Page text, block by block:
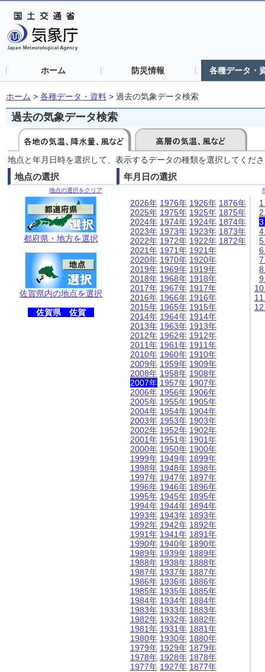
ホーム 防災情報 各種データ・
ホーム > 各種データ・資料 > 過去の気象データ検索
過去の気象データ検索
地点と年月日時を選択して、表示するデータの種類を選択してくだ
地点の選択
地点の選択をクリア
都府県・地方を選択
佐賀県内の地点を選択
佐賀県 佐賀
年月日の選択
2026年
2025年
2024年
2023年
2022年
2021年
2020年
2019年
2018年
2017年
2016年
2015年
2014年
2013年
2012年
2011年
2010年
2009年
2008年
2007年
2006年
2005年
2004年
2003年
2002年
2001年
2000年
1999年
1998年
1997年
1996年
1995年
1994年
1993年
1992年
1991年
1990年
1989年
1988年
1987年
1986年
1985年
1984年
1983年
1982年
1981年
1980年
1979年
1978年
1977年
1976年
1975年
1974年
1973年
1972年
1971年
1970年
1969年
1968年
1967年
1966年
1965年
1964年
1963年
1962年
1961年
1960年
1959年
1958年
1957年
1956年
1955年
1954年
1953年
1952年
1951年
1950年
1949年
1948年
1947年
1946年
1945年
1944年
1943年
1942年
1941年
1940年
1939年
1938年
1937年
1936年
1935年
1934年
1933年
1932年
1931年
1930年
1929年
1928年
1927年
1926年
1925年
1924年
1923年
1922年
1921年
1920年
1919年
1918年
1917年
1916年
1915年
1914年
1913年
1912年
1911年
1910年
1909年
1908年
1907年
1906年
1905年
1904年
1903年
1902年
1901年
1900年
1899年
1898年
1897年
1896年
1895年
1894年
1893年
1892年
1891年
1890年
1889年
1888年
1887年
1886年
1885年
1884年
1883年
1882年
1881年
1880年
1879年
1878年
1877年
1876年
1875年
1874年
1873年
1872年